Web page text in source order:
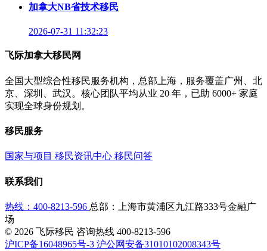
加拿大NB省技术移民
2026-07-31 11:32:23
飞际加拿大移民网
全国大型综合性移民服务机构，总部上海，服务覆盖广州、北
京、深圳、武汉。核心团队平均从业 20 年，已助 6000+ 家庭
实现全球身份规划。
移民服务
国家与项目 移民资讯中心 移民问答
联系我们
热线：400-8213-596 总部：上海市黄浦区九江路333号金融广
场
© 2026 飞际移民 咨询热线 400-8213-596
沪ICP备16048965号-3 沪公网安备31010102008343号